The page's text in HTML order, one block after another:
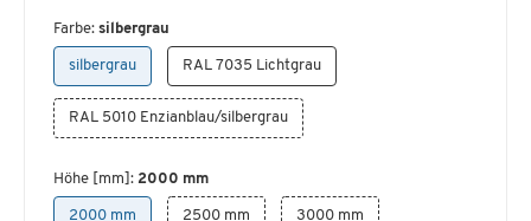
Farbe: silbergrau
silbergrau RAL 7035 Lichtgrau
RAL 5010 Enzianblau/silbergrau
Höhe [mm]: 2000 mm
2000 mm 2500 mm 3000 mm